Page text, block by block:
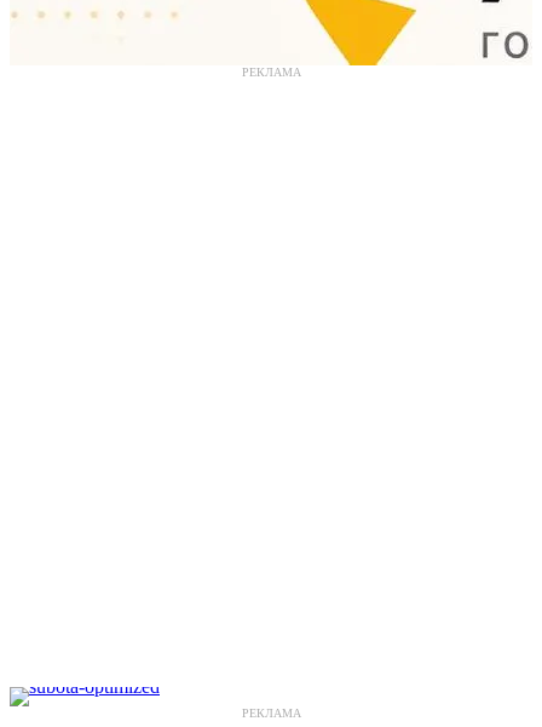
РЕКЛАМА
РЕКЛАМА